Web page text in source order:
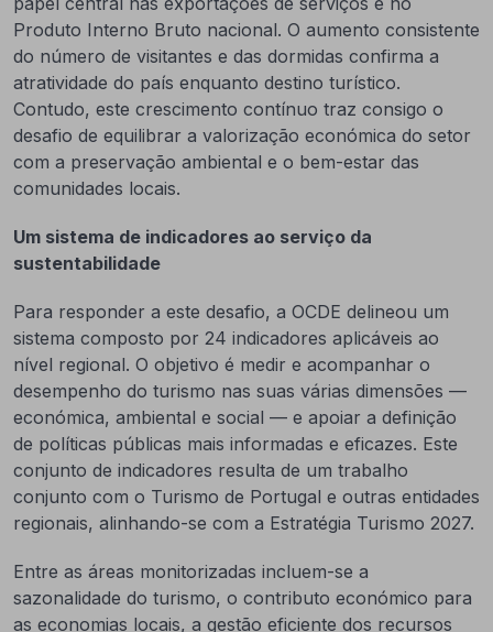
Produto Interno Bruto nacional. O aumento consistente
do número de visitantes e das dormidas confirma a
atratividade do país enquanto destino turístico.
Contudo, este crescimento contínuo traz consigo o
desafio de equilibrar a valorização económica do setor
com a preservação ambiental e o bem-estar das
comunidades locais.
Um sistema de indicadores ao serviço da
sustentabilidade
Para responder a este desafio, a OCDE delineou um
sistema composto por 24 indicadores aplicáveis ao
nível regional. O objetivo é medir e acompanhar o
desempenho do turismo nas suas várias dimensões —
económica, ambiental e social — e apoiar a definição
de políticas públicas mais informadas e eficazes. Este
conjunto de indicadores resulta de um trabalho
conjunto com o Turismo de Portugal e outras entidades
regionais, alinhando-se com a Estratégia Turismo 2027.
Entre as áreas monitorizadas incluem-se a
sazonalidade do turismo, o contributo económico para
as economias locais, a gestão eficiente dos recursos